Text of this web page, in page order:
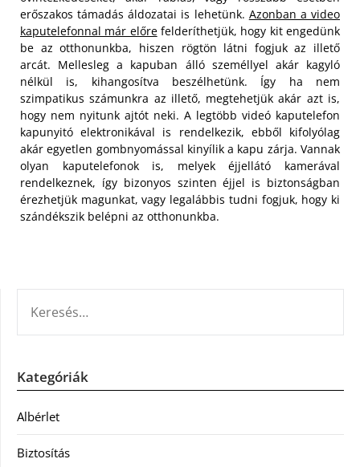
erőszakos támadás áldozatai is lehetünk. Azonban a video
kaputelefonnal már előrefelderíthetjük, hogy kit engedünk
be az otthonunkba, hiszen rögtön látni fogjuk az illető
arcát. Mellesleg a kapuban álló személlyel akár kagyló
nélkül is, kihangosítva beszélhetünk. Így ha nem
szimpatikus számunkra az illető, megtehetjük akár azt is,
hogy nem nyitunk ajtót neki. A legtöbb videó kaputelefon
kapunyitó elektronikával is rendelkezik, ebből kifolyólag
akár egyetlen gombnyomással kinyílik a kapu zárja. Vannak
olyan kaputelefonok is, melyek éjjellátó kamerával
rendelkeznek, így bizonyos szinten éjjel is biztonságban
érezhetjük magunkat, vagy legalábbis tudni fogjuk, hogy ki
szándékszik belépni az otthonunkba.
Kategóriák
Albérlet
Biztosítás